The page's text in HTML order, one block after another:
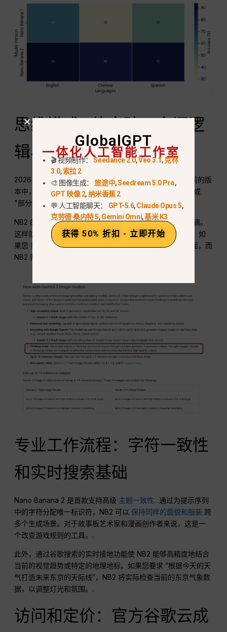
思维模式 “的突破：空间逻
辑与复杂提示理解
2026 中最重要的飞跃是为图像引入了 “思考模式”。在以前的版
本中，模型经常忽略复杂的空间介词，如 “后面”、“下面 ”或
"部分被遮挡"。”
NB2 的推理回路会在启动扩散过程之前评估提示的物理逻辑。
这样就能减少视觉幻觉，更好地理解物体的永久性。例如，如
果您提示 “猫躲在玻璃箱里”, NB1 可能会把猫放在盒子上面，而
NB2 则正确理解了透明度和容纳逻辑。.
专业工作流程：字符一致性
和实时搜索基础
Nano Banana 2 是首款支持高级 主题一致性. .通过为提示序列
中的字符分配唯一标识符，NB2 可以保持同样的面貌和服装 跨
多个生成场景。对于故事板艺术家和漫画创作者来说，这是一
个改变游戏规则的工具。.
此外，通过谷歌搜索的实时接地功能使 NB2 能够高精度地结合
当前的视觉趋势或特定的地理地标。如果您要求 “根据今天的天
气打造未来东京的天际线”，NB2 将实际检查当前的东京气象数
据，以调整灯光和氛围。.
访问和定价：官方谷歌云成
GlobalGPT
一体化人工智能工作室
🎬 视频制作：Seedance 2.0,Veo 3.1,克林
3.0,索拉 2
🎨 图像生成：旅途中,Seedream 5.0 Pro,
GPT 映像 2,纳米香蕉 2
💬 人工智能聊天： GPT-5.6,Claude Opus 5,
克劳德·桑内特 5,Gemini Omni,基米 K3
获得 50% 折扣 - 立即开始